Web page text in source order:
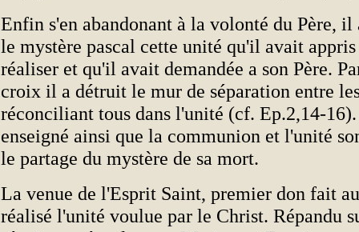
Enfin s'en abandonant à la volonté du Père, il
le mystère pascal cette unité qu'il avait appris
réaliser et qu'il avait demandée a son Père.
croix il a détruit le mur de séparation entre
réconciliant tous dans l'unité (cf. Ep.2,14-
enseigné ainsi que la communion et l'unité
le partage du mystère de sa mort.
La venue de l'Esprit Saint, premier don fait
réalisé l'unité voulue par le Christ. Répandu